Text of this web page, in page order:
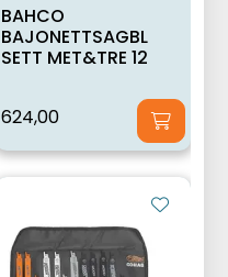
BAHCO
BAJONETTSAGBL
SETT MET&TRE 12
624,00